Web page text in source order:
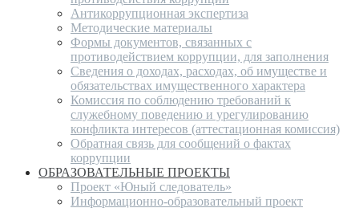
Антикоррупционная экспертиза
Методические материалы
Формы документов, связанных с
противодействием коррупции, для заполнения
Сведения о доходах, расходах, об имуществе и
обязательствах имущественного характера
Комиссия по соблюдению требований к
служебному поведению и урегулированию
конфликта интересов (аттестационная комиссия)
Обратная связь для сообщений о фактах
коррупции
ОБРАЗОВАТЕЛЬНЫЕ ПРОЕКТЫ
Проект «Юный следователь»
Информационно-образовательный проект